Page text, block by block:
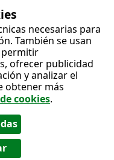
necesarias para
También se usan
permitir
ofrecer publicidad
y analizar el
obtener más
cookies.